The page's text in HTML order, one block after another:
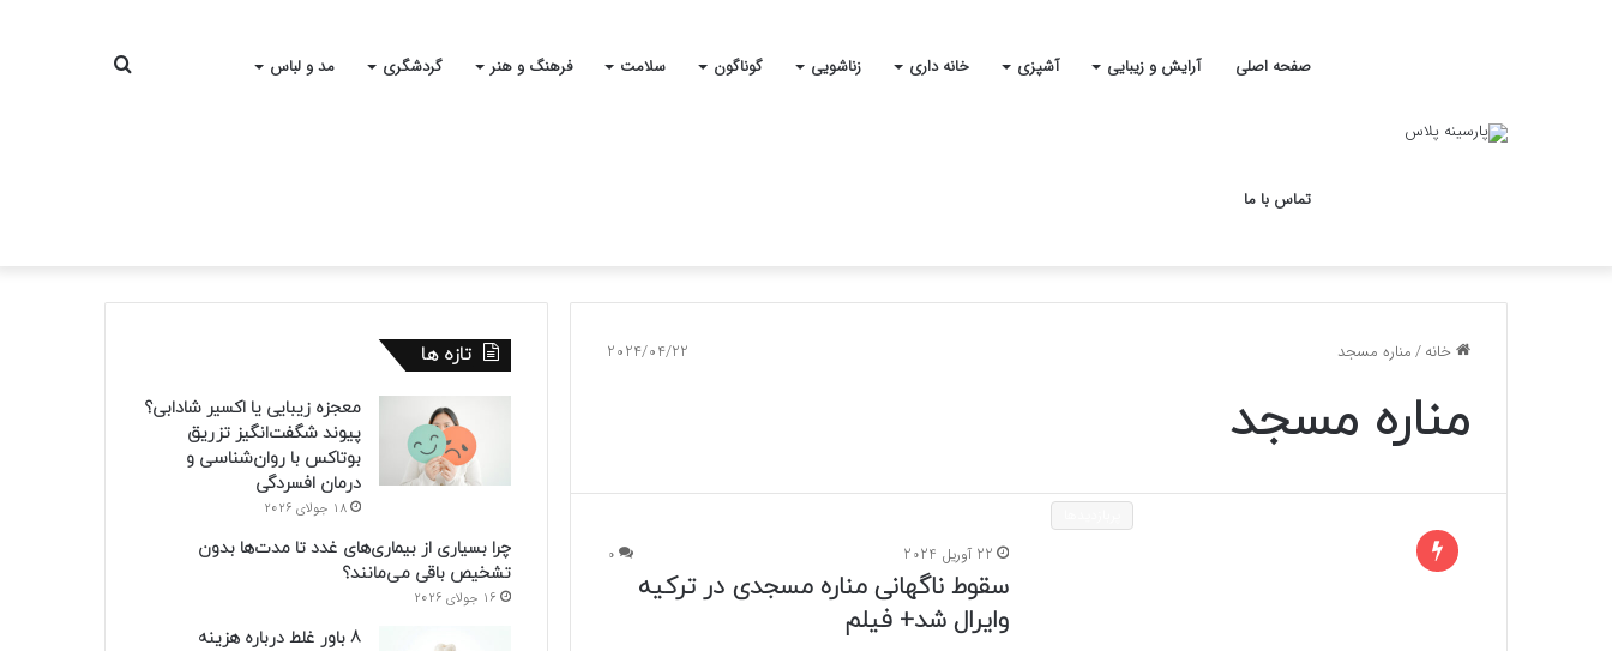
صفحه اصلی آرایش و زیبایی آشپزی خانه داری زناشویی گوناگون سلامت فرهنگ و هنر گردشگری مد و لباس
تماس با ما
جستجو
خانه/مناره مسجد 2024/04/22
مناره مسجد
22 آوریل 2024
0
سقوط ناگهانی مناره مسجدی در ترکیه
وایرال شد+ فیلم
تازه ها
معجزه زیبایی یا اکسیر شادابی؟
پیوند شگفت‌انگیز تزریق
بوتاکس با روان‌شناسی و
درمان افسردگی
18 جولای 2026
چرا بسیاری از بیماری‌های غدد تا مدت‌ها بدون
تشخیص باقی می‌مانند؟
16 جولای 2026
8 باور غلط درباره هزینه